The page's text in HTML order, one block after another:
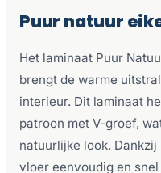
Puur natuur
Het laminaat Puur
brengt de warme
interieur. Dit laminaat
patroon met V-groef,
natuurlijke look.
vloer eenvoudig en